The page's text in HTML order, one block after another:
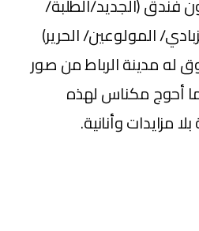
المولوعين/ الحرير)
له مدينة الرباط من صور
أحوج مكناس لهذه
مزايدات وأنانية.